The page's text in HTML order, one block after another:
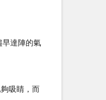
早達陣的氣
吸睛，而